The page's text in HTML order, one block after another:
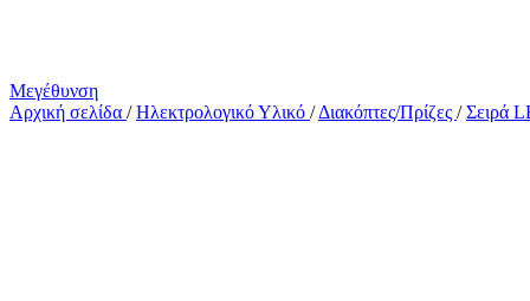
Μεγέθυνση
Αρχική σελίδα / Ηλεκτρολογικό Υλικό / Διακόπτες/Πρίζες / Σειρά